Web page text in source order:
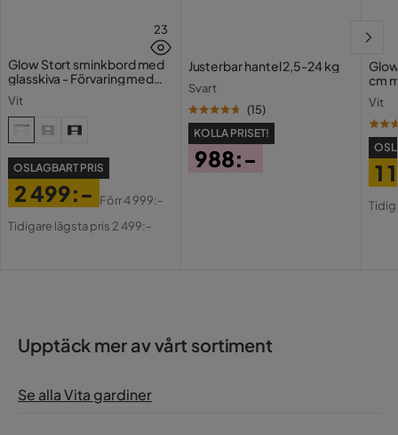
23
Glow Stort sminkbord med
glasskiva - Förvaring med
Vit
OSLAGBART PRIS
Pris
2 499:-
Original
Förr4 999:-
Tidigare lägsta pris 2 499:-
Justerbar hantel 2,5-24 kg
Svart
(15)
KOLLA PRISET!
988:-
cm
Vit
1
Upptäck mer av vårt sortiment
Se alla Vita gardiner